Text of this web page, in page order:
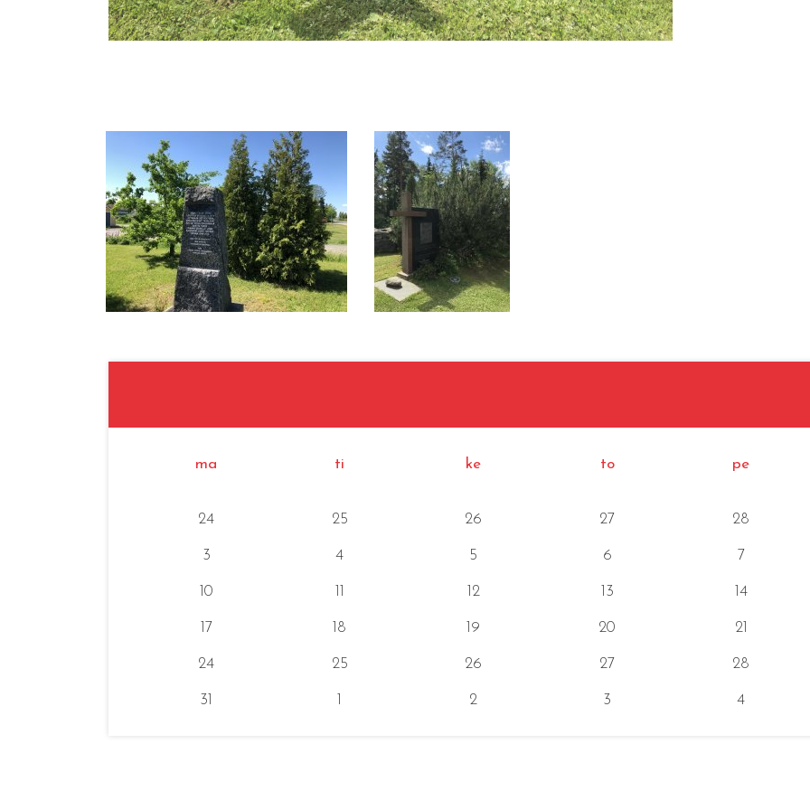
ma ti ke to pe
24 25 26 27 28
3 4 5 6 7
10 12 13 14
17 18 19 20 21
24 25 26 27 28
31 2 3 4